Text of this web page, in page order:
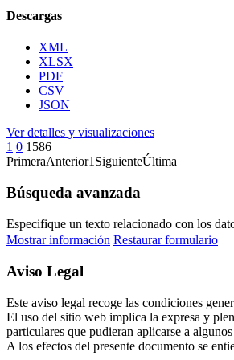
Descargas
XML
XLSX
PDF
CSV
JSON
Ver detalles y visualizaciones
1 0 1586
PrimeraAnterior1 SiguienteÚltima
Búsqueda avanzada
Especifique un texto relacionado con los
Mostrar información Restaurar formulario
Aviso Legal
Este aviso legal recoge las condiciones
El uso del sitio web implica la expresa y
particulares que pudieran aplicarse a
A los efectos del presente documento se